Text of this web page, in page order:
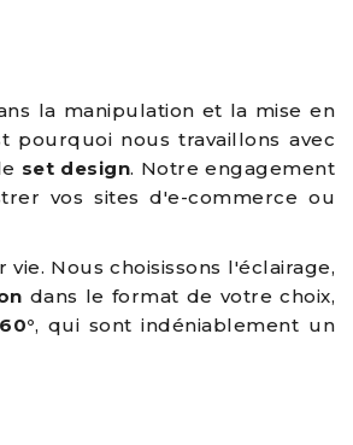
la manipulation et la mise en
pourquoi nous travaillons avec
set design. Notre engagement
vos sites d'e-commerce ou
Nous choisissons l'éclairage,
dans le format de votre choix,
, qui sont indéniablement un